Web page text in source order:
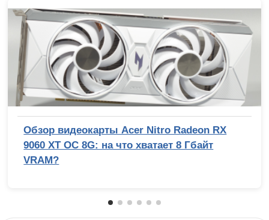
Обзор видеокарты Acer Nitro Radeon RX
9060 XT OC 8G: на что хватает 8 Гбайт
VRAM?